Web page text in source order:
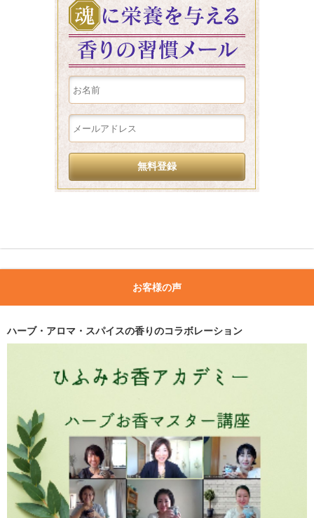
お客様の声
ハーブ・アロマ・スパイスの香りのコラボレーション